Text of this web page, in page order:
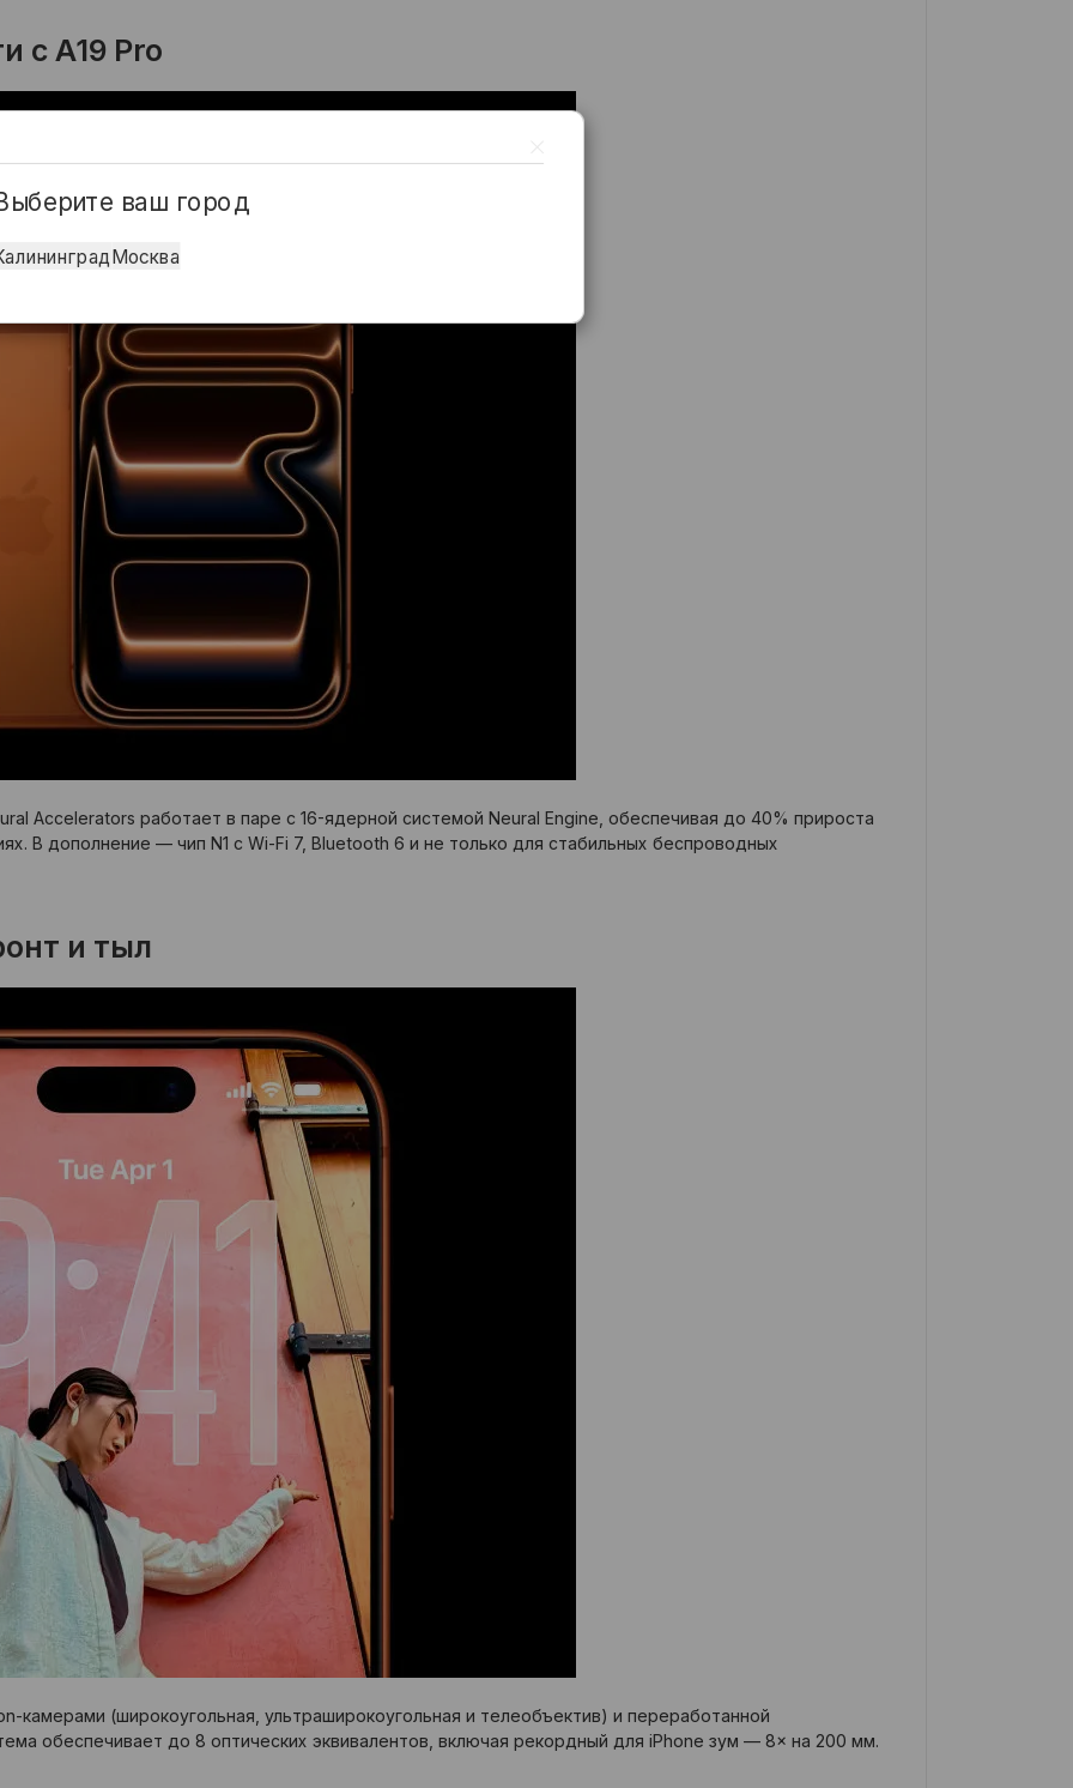
с A19 Pro
Accelerators работает в паре с 16-ядерной системой Neural Engine, обеспечивая до 40% прироста
В дополнение — чип N1 с Wi-Fi 7, Bluetooth 6 и не только для стабильных беспроводных
и тыл
камерами (широкоугольная, ультраширокоугольная и телеобъектив) и переработанной
обеспечивает до 8 оптических эквивалентов, включая рекордный для iPhone зум — 8× на 200 мм.
ваш город
Москва